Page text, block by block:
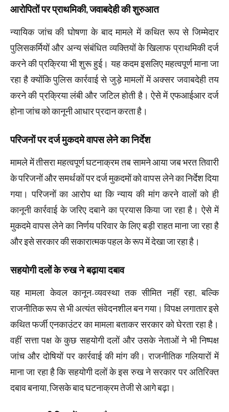
आरोपितों पर प्राथमिकी, जवाबदेही की शुरुआत
न्यायिक जांच की घोषणा के बाद मामले में कथित रूप से जिम्मेदार
पुलिसकर्मियों और अन्य संबंधित व्यक्तियों के खिलाफ प्राथमिकी दर्ज
करने की प्रक्रिया भी शुरू हुई। यह कदम इसलिए महत्वपूर्ण माना जा
रहा है क्योंकि पुलिस कार्रवाई से जुड़े मामलों में अक्सर जवाबदेही तय
करने की प्रक्रिया लंबी और जटिल होती है। ऐसे में एफआईआर दर्ज
होना जांच को कानूनी आधार प्रदान करता है।
परिजनों पर दर्ज मुकदमे वापस लेने का निर्देश
मामले में तीसरा महत्वपूर्ण घटनाक्रम तब सामने आया जब भरत तिवारी
के परिजनों और समर्थकों पर दर्ज मुकदमों को वापस लेने का निर्देश दिया
गया। परिजनों का आरोप था कि न्याय की मांग करने वालों को ही
कानूनी कार्रवाई के जरिए दबाने का प्रयास किया जा रहा है। ऐसे में
मुकदमे वापस लेने का निर्णय परिवार के लिए बड़ी राहत माना जा रहा है
और इसे सरकार की सकारात्मक पहल के रूप में देखा जा रहा है।
सहयोगी दलों के रुख ने बढ़ाया दबाव
यह मामला केवल कानून-व्यवस्था तक सीमित नहीं रहा, बल्कि
राजनीतिक रूप से भी अत्यंत संवेदनशील बन गया। विपक्ष लगातार इसे
कथित फर्जी एनकाउंटर का मामला बताकर सरकार को घेरता रहा है।
वहीं सत्ता पक्ष के कुछ सहयोगी दलों और उसके नेताओं ने भी निष्पक्ष
जांच और दोषियों पर कार्रवाई की मांग की। राजनीतिक गलियारों में
माना जा रहा है कि सहयोगी दलों के इस रुख ने सरकार पर अतिरिक्त
दबाव बनाया, जिसके बाद घटनाक्रम तेजी से आगे बढ़ा।